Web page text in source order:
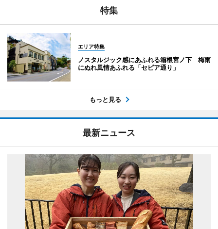
特集
エリア特集
ノスタルジック感にあふれる箱根宮ノ下 梅雨
にぬれ風情あふれる「セピア通り」
もっと見る
最新ニュース